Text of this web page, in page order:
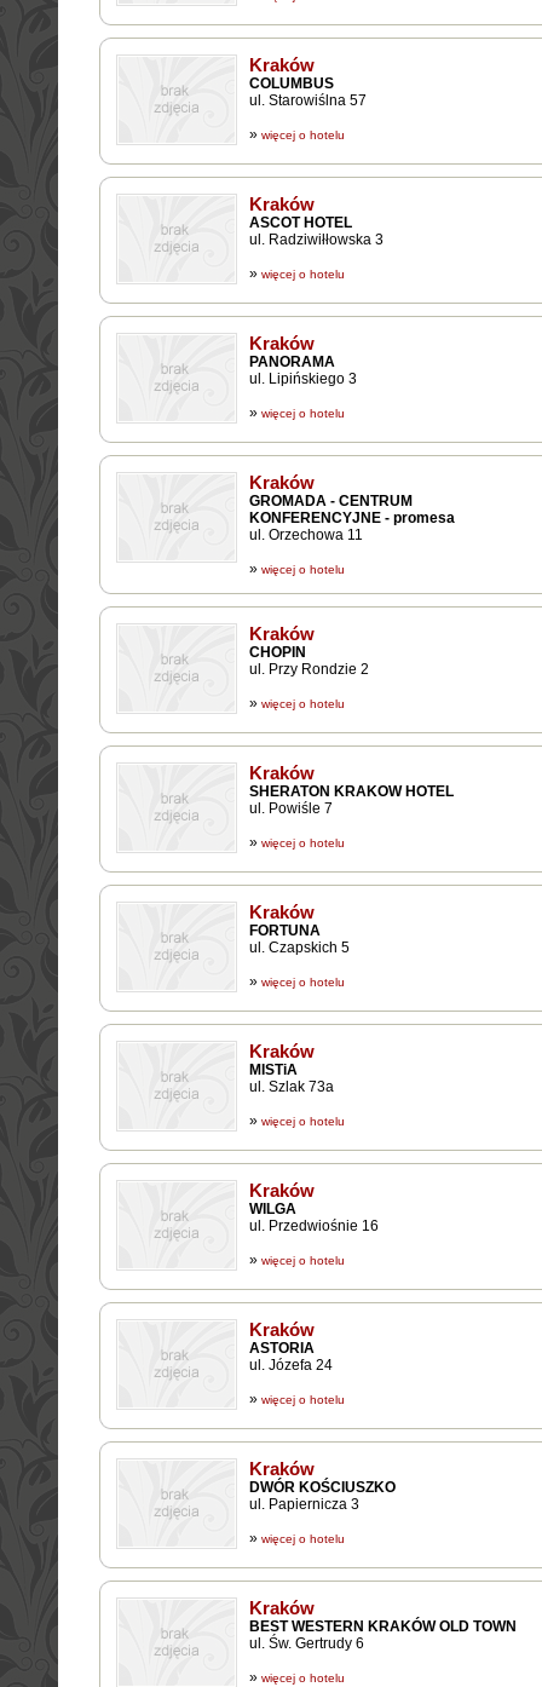
Kraków
COLUMBUS
ul. Starowiślna 57
» więcej o hotelu
Kraków
ASCOT HOTEL
ul. Radziwiłłowska 3
» więcej o hotelu
Kraków
PANORAMA
ul. Lipińskiego 3
» więcej o hotelu
Kraków
GROMADA - CENTRUM
KONFERENCYJNE - promesa
ul. Orzechowa 11
» więcej o hotelu
Kraków
CHOPIN
ul. Przy Rondzie 2
» więcej o hotelu
Kraków
SHERATON KRAKOW HOTEL
ul. Powiśle 7
» więcej o hotelu
Kraków
FORTUNA
ul. Czapskich 5
» więcej o hotelu
Kraków
MISTiA
ul. Szlak 73a
» więcej o hotelu
Kraków
WILGA
ul. Przedwiośnie 16
» więcej o hotelu
Kraków
ASTORIA
ul. Józefa 24
» więcej o hotelu
Kraków
DWÓR KOŚCIUSZKO
ul. Papiernicza 3
» więcej o hotelu
Kraków
BEST WESTERN KRAKÓW OLD TOWN
ul. Św. Gertrudy 6
» więcej o hotelu